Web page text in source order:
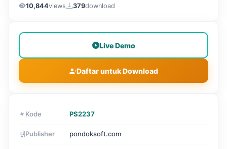
10,844views 379download
Live Demo
Daftar untuk Download
Kode PS2237
Publisher pondoksoft.com